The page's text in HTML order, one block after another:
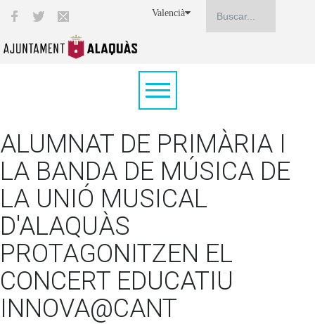
Valencià
ALUMNAT DE PRIMÀRIA I
LA BANDA DE MÚSICA DE
LA UNIÓ MUSICAL
D'ALAQUÀS
PROTAGONITZEN EL
CONCERT EDUCATIU
INNOVA@CANT